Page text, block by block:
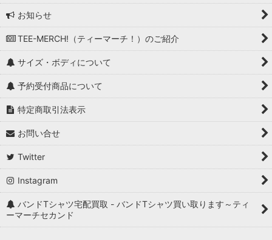
お知らせ
TEE-MERCH!（ティーマーチ！）のご紹介
サイズ・ボディについて
予約受付商品について
特定商取引法表示
お問い合せ
Twitter
Instagram
バンドTシャツ宅配買取 - バンドTシャツ買い取ります～ティ
ーマーチセカンド